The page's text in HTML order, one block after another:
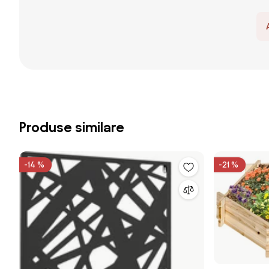
Produse similare
-14 % -21 %